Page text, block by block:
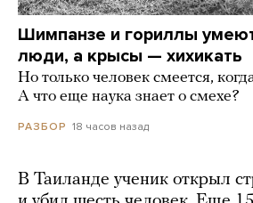
Шимпанзе и гориллы
люди, а крысы — хихикать
Но только человек смеется,
А что еще наука знает о смехе?
РАЗБОР 18 часов назад
В Таиланде ученик открыл